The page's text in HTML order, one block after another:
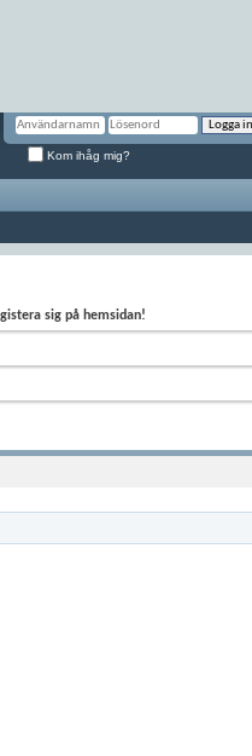
Kom ihåg mig?
sig på hemsidan!